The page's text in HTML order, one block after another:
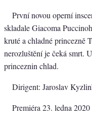
První novou operní
skladale Giacoma
kruté a chladné princezně
nerozluštění je čeká smrt.
princeznin chlad.
Dirigent: Jaroslav
Premiéra 23. ledna